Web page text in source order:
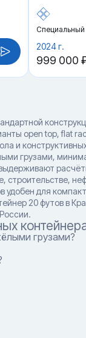
Специальный
2024 г.
999 000
open top, flat
и
грузами,
удобен для
20 футов в
грузами?